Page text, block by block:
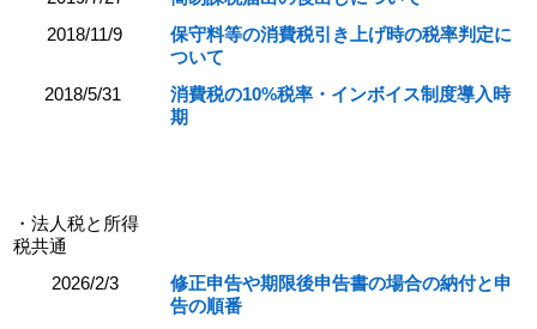
2018/11/9
保守料等の消費税引き上げ時の税率判定に
ついて
2018/5/31
消費税の10%税率・インボイス制度導入時
期
・法人税と所得
税共通
2026/2/3
修正申告や期限後申告書の場合の納付と申
告の順番